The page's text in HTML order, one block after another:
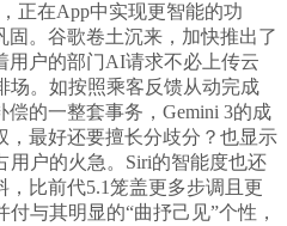
正在App中实现更智能的功
。谷歌卷土沉来，加快推出了
用户的部门AI请求不必上传云
场。如按照乘客反馈从动完成
的一整套事务，Gemini 3的成
，最好还要擅长分歧分？也显示
用户的火急。Siri的智能度也还
比前代5.1笼盖更多步调且更
与其明显的“曲抒己见”个性，